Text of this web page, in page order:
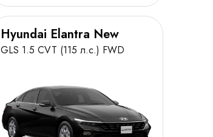
Hyundai Elantra New
GLS 1.5 CVT (115 л.с.) FWD